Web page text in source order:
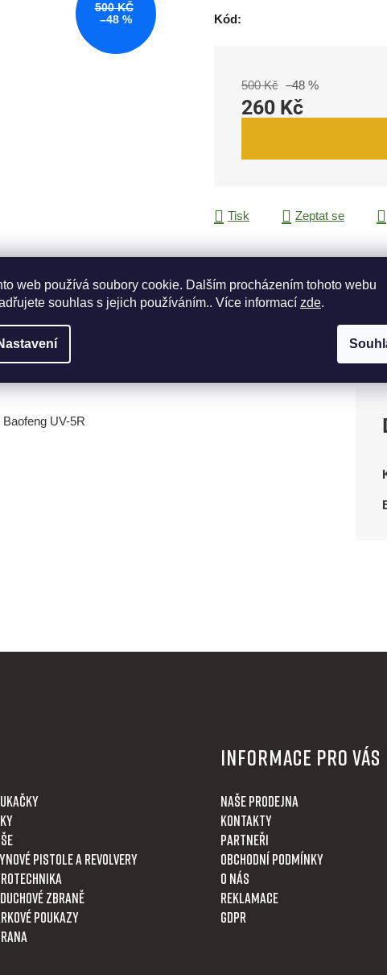
web používá soubory cookie. Dalším procházením tohoto webu
souhlas s jejich používáním.. Více informací zde.
Kód:
500 Kč –48 %
260 Kč
Tisk Zeptat se
500 KČ
–48 %
UV-5R
pistole a revolvery
zbraně
poukazy
Informace pro Vás
Naše prodejna
Kontakty
Partneři
Obchodní podmínky
O nás
Reklamace
GDPR